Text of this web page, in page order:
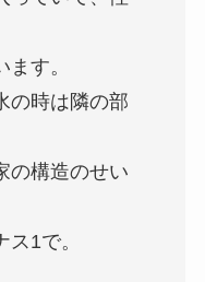
す。
の時は隣の部
の構造のせい
1で。